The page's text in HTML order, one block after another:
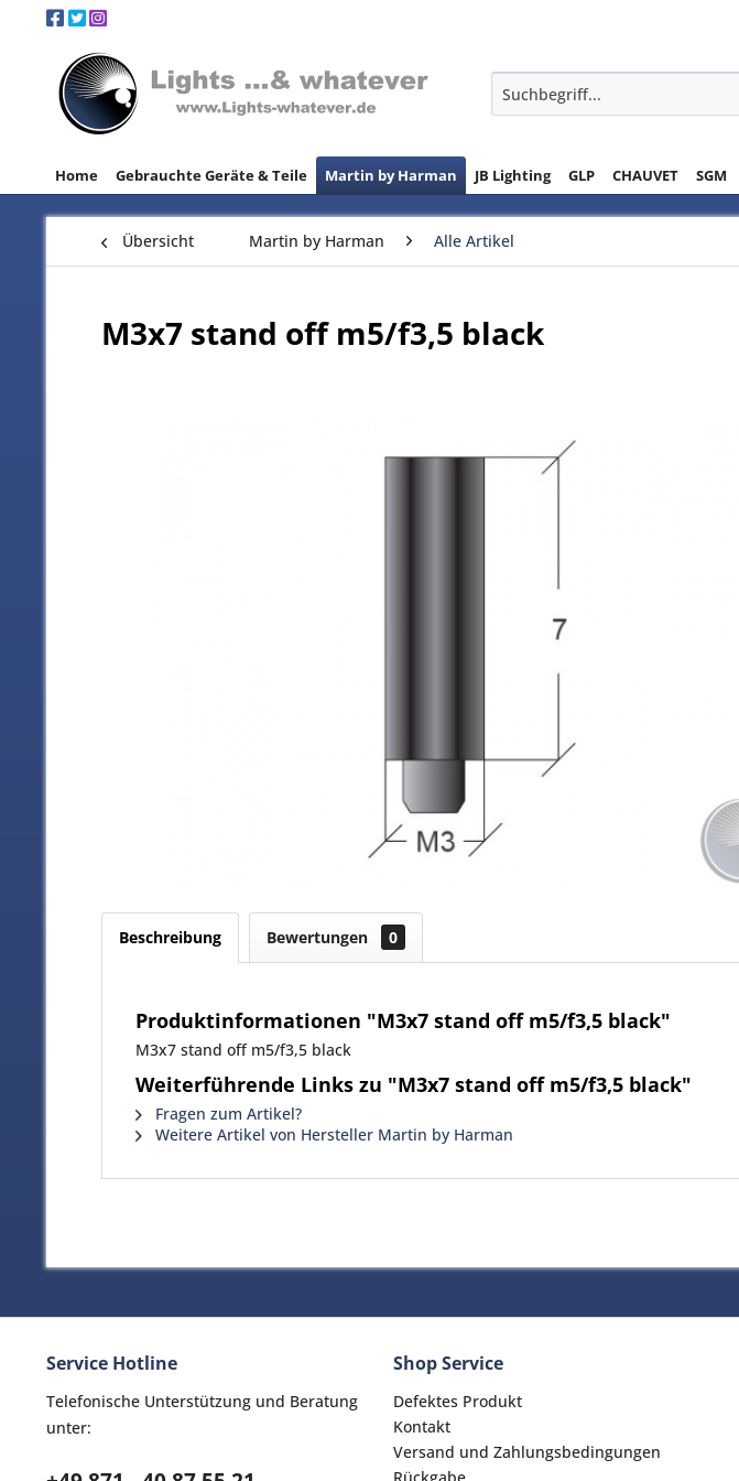
Home Gebrauchte Geräte & Teile Martin by Harman JB Lighting GLP CHAUVET SGM
Übersicht Martin by Harman Alle Artikel
M3x7 stand off m5/f3,5 black
Beschreibung Bewertungen 0
Produktinformationen "M3x7 stand off m5/f3,5 black"
M3x7 stand off m5/f3,5 black
Weiterführende Links zu "M3x7 stand off m5/f3,5 black"
Fragen zum Artikel?
Weitere Artikel von Hersteller Martin by Harman
Service Hotline
Telefonische Unterstützung und Beratung
unter:
Shop Service
Defektes Produkt
Kontakt
Versand und Zahlungsbedingungen